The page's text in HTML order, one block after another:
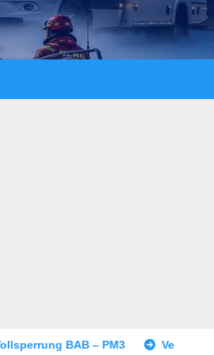
Versuchtes Tötungsdelikt in